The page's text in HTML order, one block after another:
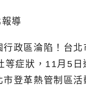
導
政區淪陷！台
症狀，11月5
登革熱管制區